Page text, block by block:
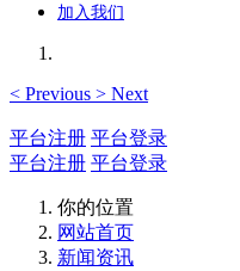
加入我们
< Previous > Next
平台注册 平台登录
平台注册 平台登录
你的位置
网站首页
新闻资讯